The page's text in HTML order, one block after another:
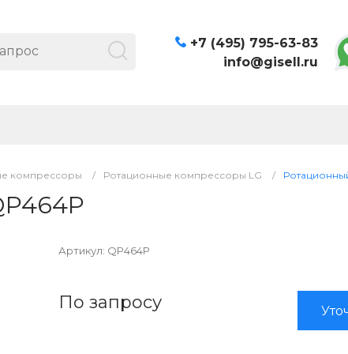
+7 (495) 795-63-83
info@gisell.ru
компрессоры / Ротационные компрессоры LG /
Артикул: QP464P
По запросу